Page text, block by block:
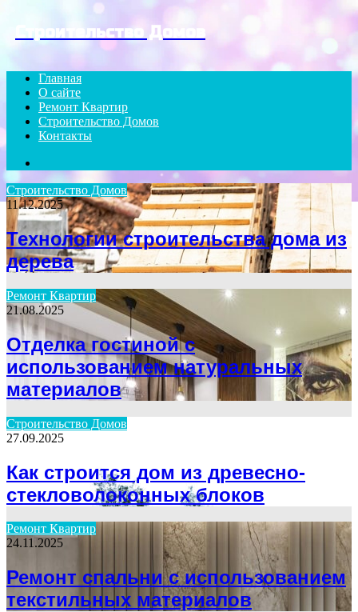
Строительство Домов
Главная
О сайте
Ремонт Квартир
Строительство Домов
Контакты
for
Строительство Домов
11.12.2025
Технологии строительства дома из
дерева
Ремонт Квартир
21.08.2025
Отделка гостиной с
использованием натуральных
материалов
Строительство Домов
27.09.2025
Как строится дом из древесно-
стекловолоконных блоков
Ремонт Квартир
24.11.2025
Ремонт спальни с использованием
текстильных материалов